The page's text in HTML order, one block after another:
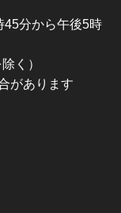
45分から午後5時
く）
があります